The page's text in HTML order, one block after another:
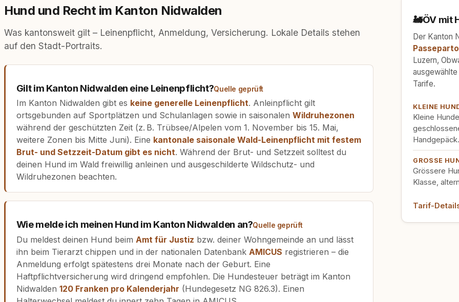
Hund und Recht im Kanton Nidwalden
Was kantonsweit gilt – Leinenpflicht, Anmeldung, Versicherung. Lokale Details stehen
auf den Stadt-Portraits.
Gilt im Kanton Nidwalden eine Leinenpflicht?Quelle geprüft
Im Kanton Nidwalden gibt es keine generelle Leinenpflicht. Anleinpflicht gilt
ortsgebunden auf Sportplätzen und Schulanlagen sowie in saisonalen Wildruhezonen
während der geschützten Zeit (z. B. Trübsee/Alpelen vom 1. November bis 15. Mai,
weitere Zonen bis Mitte Juni). Eine kantonale saisonale Wald-Leinenpflicht mit festem
Brut- und Setzzeit-Datum gibt es nicht. Während der Brut- und Setzzeit solltest du
deinen Hund im Wald freiwillig anleinen und ausgeschilderte Wildschutz- und
Wildruhezonen beachten.
Wie melde ich meinen Hund im Kanton Nidwalden an?Quelle geprüft
Du meldest deinen Hund beim Amt für Justiz bzw. deiner Wohngemeinde an und lässt
ihn beim Tierarzt chippen und in der nationalen Datenbank AMICUS registrieren – die
Anmeldung erfolgt spätestens drei Monate nach der Geburt. Eine
Haftpflichtversicherung wird dringend empfohlen. Die Hundesteuer beträgt im Kanton
Nidwalden 120 Franken pro Kalenderjahr (Hundegesetz NG 826.3). Einen
🚂ÖV mit
Der Kanton
Luzern,
Tarife.
KLEINE
Kleine
GROSSE
Grössere
Klasse,
Tarif-